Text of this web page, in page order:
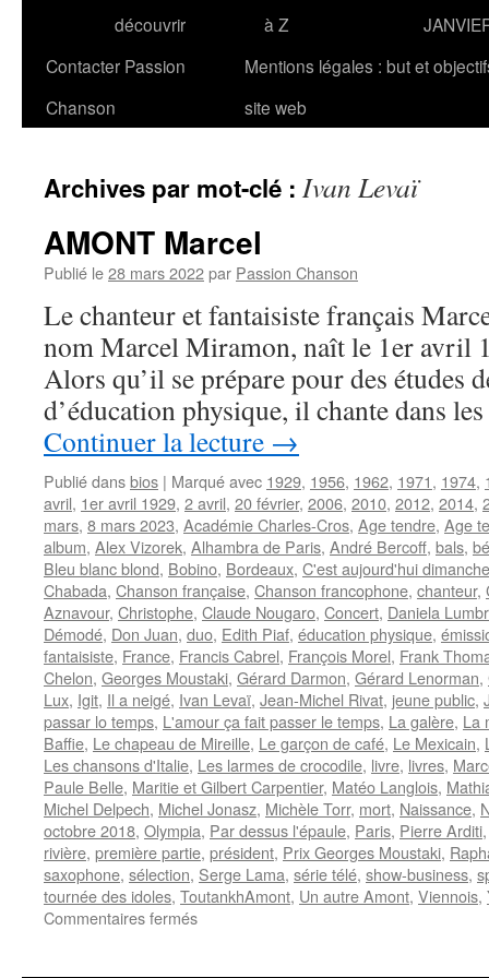
découvrir
à Z
Contacter Passion
Chanson
Mentions légales : but et
site web
Archives par mot-clé : Ivan Levaï
AMONT Marcel
Publié le28 mars 2022par Passion Chanson
Le chanteur et fantaisiste français
nom Marcel Miramon, naît le 1er avril
Alors qu’il se prépare pour des études
d’éducation physique, il chante dans
Continuer la lecture →
Publié dansbios | Marqué avec 1929, 1956, 1962, 1971, 1974,
avril, 1er avril 1929, 2 avril, 20 février, 2006, 2010, 2012, 2014,
mars, 8 mars 2023, Académie Charles-Cros, Age tendre, Age
album, Alex Vizorek, Alhambra de Paris, André Bercoff, bals,
Bleu blanc blond, Bobino, Bordeaux, C'est aujourd'hui dimanche
Chabada, Chanson française, Chanson francophone, chanteur,
Aznavour, Christophe, Claude Nougaro, Concert, Daniela
Démodé, Don Juan, duo, Edith Piaf, éducation physique,
fantaisiste, France, Francis Cabrel, François Morel, Frank
Chelon, Georges Moustaki, Gérard Darmon, Gérard Lenorman,
Lux, Igit, Il a neigé, Ivan Levaï, Jean-Michel Rivat, jeune public,
passar lo temps, L'amour ça fait passer le temps, La galère, La
Baffie, Le chapeau de Mireille, Le garçon de café, Le Mexicain,
Les chansons d'Italie, Les larmes de crocodile, livre, livres,
Paule Belle, Maritie et Gilbert Carpentier, Matéo Langlois,
Michel Delpech, Michel Jonasz, Michèle Torr, mort, Naissance,
octobre 2018, Olympia, Par dessus l'épaule, Paris, Pierre Arditi
rivière, première partie, président, Prix Georges Moustaki,
saxophone, sélection, Serge Lama, série télé, show-business,
tournée des idoles, ToutankhAmont, Un autre Amont, Viennois,
Commentaires ferméssur